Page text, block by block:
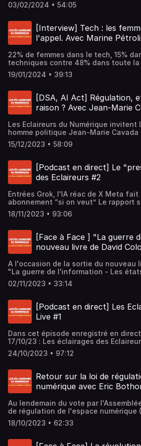
qu'est devenu cet homme, la société,
Bertrand Lenotre, Damien Douani et
Epelboin.Précision : toutes les
nous nous basons pour écrire cet
future relève de la fiction et de
prospective.Hébergé par Ausha.
ausha.co/politique-de-confidentialite
d'informations.
03/02/2024 • 54:05
[Interview] Tech : les
l'appel. Avec Marine
22% de femmes dans le tech, 15%
techniques contre 48% dans toute
Les femmes manquent cruellement à
sont bien souvent à l'origine de
croissance explosive est un risque
terme. Comment comprendre les
situation, et que faire pour arriver à
podcast "Chroniques du Sexisme
Ausha. Visitez ausha.co/politique-
plus d'informations.
19/01/2024 • 39:13
[DSA, AI Act] Régulation,
raison ? Avec Jean-Marie
Les Eclaireurs du Numérique invitent
homme politique Jean-Marie Cavada
rapports parfois compliqués entre la
matière de régulation : des services
Bouckaert, Bertrand Lenotre, Damien
Epelboin.Hébergé par Ausha. Visitez
de-confidentialite pour plus
15/12/2023 • 58:09
[Podcast en direct] Le
des Eclaireurs #2
Entrées Grok, l'IA réac de X Meta fait
abonnement “si on veut” Le rapport
des Réseaux Sociaux Plat de résistance Quand la boîte
noire des IA génératives livre ses secrets Dessert
Vidéo Bertrand : AI PIN Fabrice :
d'identitéHébergé par Ausha.
de-confidentialite pour plus
18/11/2023 • 93:06
[Face à Face ] "La guerre
nouveau livre de David
A l'occasion de la sortie du nouveau
"La guerre de l'information - Les
nos esprits" Bertrand Lenotre reçoit
l'auteur, enseignant à Sciences Po
Comment l'information est-elle
essentielle de ce que l'on appelle
hybride ? David Colon décrypte les
ausha.co/politique-de-
d'informations.
02/11/2023 • 33:14
[Podcast en direct] Les
Live #1
Dans cet épisode enregistré en
17/10/23 : Les éclairages des Eclaireurs C’est la revue
d’actu des Eclaireurs, tout ce à quoi
dans le podcast : La modération de X twitter Le clash
modération centralisée des réseaux
tendu par Musk au DSA Menaces de mort sur Reflets
Reflets rachète BFM Bluesky émerge doucement, et
son service client sur X et NPR qui
https://niemanreports.org/articles/npr-
vous en parle mais ça n’a rien à voir
des Eclaireurs.Hébergé par Ausha.
24/10/2023 • 97:12
Retour sur la loi de
numérique avec Eric
Au lendemain du vote par
de régulation de l'espace numérique
du Numérique invitent le député
Bothorel pour un échange sans filtre
et Bertrand Lenotre.Hébergé par
18/10/2023 • 62:33